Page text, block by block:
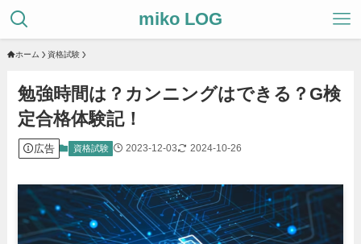
miko LOG
ホーム 資格試験
勉強時間は？カンニングはできる？G検
定合格体験記！
広告 資格試験 2023-12-03 2024-10-26